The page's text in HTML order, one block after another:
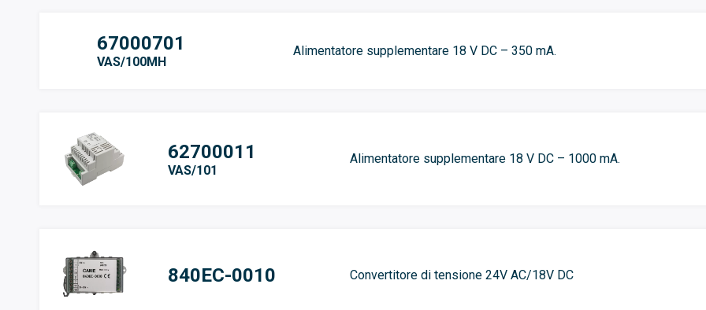
67000701
VAS/100MH
Alimentatore supplementare 18 V DC – 350 mA.
62700011
VAS/101
Alimentatore supplementare 18 V DC – 1000 mA.
840EC-0010 Convertitore di tensione 24V AC/18V DC